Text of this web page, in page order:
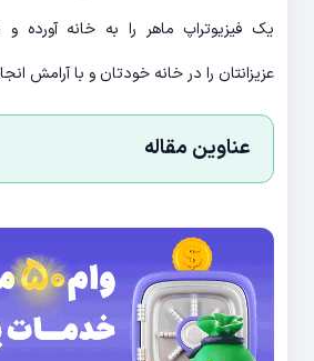
یک فیزیوتراپ ماهر را به خانه آورده
عزیزانتان را در خانه خودتان و با آرامش
عناوین مقاله